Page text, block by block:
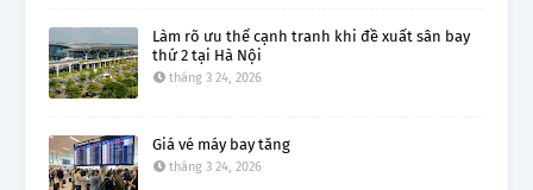
Làm rõ ưu thế cạnh tranh khi đề xuất sân bay
thứ 2 tại Hà Nội
tháng 3 24, 2026
Giá vé máy bay tăng
tháng 3 24, 2026